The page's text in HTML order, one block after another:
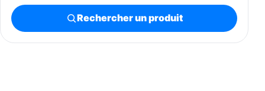
Rechercher un produit